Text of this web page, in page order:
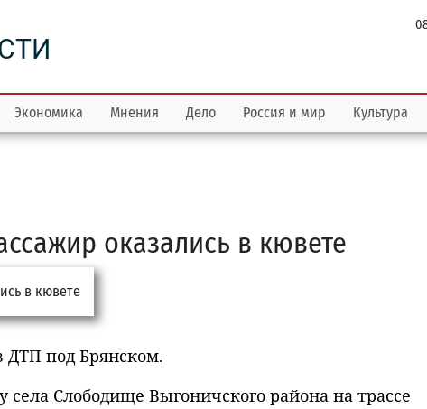
Экономика Мнения Дело Россия и мир Культура
оказались в кювете
ДТП под Брянском.
Слободище Выгоничского района на трассе